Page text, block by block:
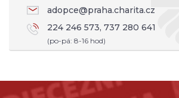
adopce@praha.charita.cz
224 246 573, 737 280 641
(po-pá: 8-16 hod)